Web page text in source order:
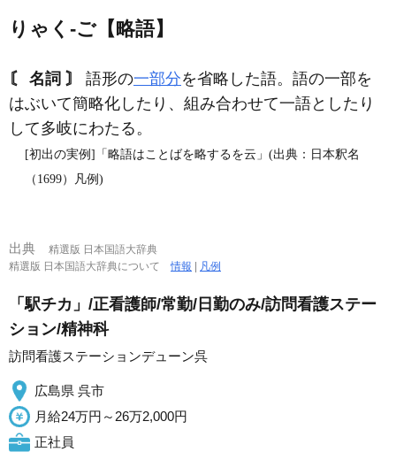
りゃく‐ご【略語】
〘 名詞 〙 語形の一部分を省略した語。語の一部を
はぶいて簡略化したり、組み合わせて一語としたり
して多岐にわたる。
[初出の実例]「略語はことばを略するを云」(出典：日本釈名
（1699）凡例)
出典
精選版 日本国語大辞典
精選版 日本国語大辞典について情報 | 凡例
「駅チカ」/正看護師/常勤/日勤のみ/訪問看護ステー
ション/精神科
訪問看護ステーションデューン呉
広島県 呉市
月給24万円～26万2,000円
正社員